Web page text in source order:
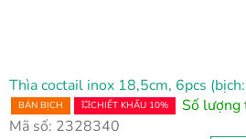
Thìa coctail inox 18,5cm, 6pcs
BÁN BỊCH 💥CHIẾT KHẤU 10% Số lượng
Mã số: 2328340